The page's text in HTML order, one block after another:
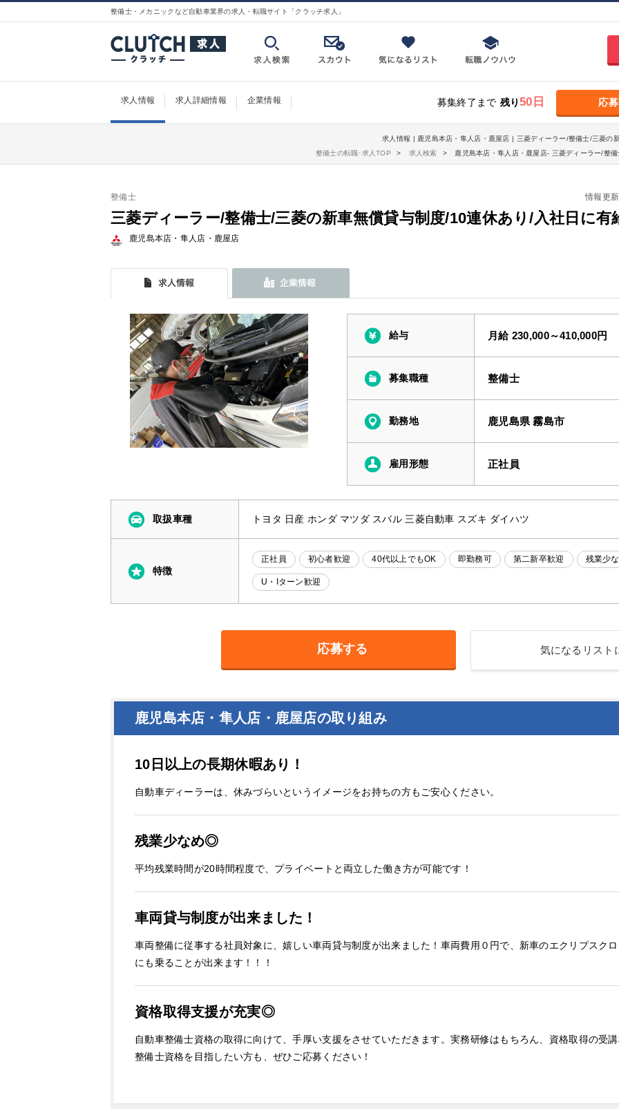
整備士・メカニックなど自動車業界の求人・転職サイト「クラッチ求人」
求人情報 求人詳細情報 企業情報 応
募集終了まで 残り50日
求人情報 | 鹿児島本店・隼人店・鹿屋店 | 三菱ディーラー/整備士/三菱
整備士の転職･求人TOP
求人検索 鹿児島本店・隼人店・鹿屋店- 三菱ディーラー/整
情報更
整備士
三菱ディーラー/整備士/三菱の新車無償貸与制度/10連休あり/入社日に有
鹿児島本店・隼人店・鹿屋店
給与 月給 230,000～410,000円
募集職種 整備士
勤務地 鹿児島県 霧島市
雇用形態 正社員
取扱車種 トヨタ 日産 ホンダ マツダ スバル 三菱自動車 スズキ ダイハツ
特徴
正社員 初心者歓迎 40代以上でもOK 即勤務可 第二新卒歓迎 残業少
U・Iターン歓迎
応募する 気になるリスト
鹿児島本店・隼人店・鹿屋店の取り組み
10日以上の長期休暇あり！
自動車ディーラーは、休みづらいというイメージをお持ちの方もご安心ください。
残業少なめ◎
平均残業時間が20時間程度で、プライベートと両立した働き方が可能です！
車両貸与制度が出来ました！
車両整備に従事する社員対象に、嬉しい車両貸与制度が出来ました！車両費用０円で、新車のエクリプスク
にも乗ることが出来ます！！！
資格取得支援が充実◎
自動車整備士資格の取得に向けて、手厚い支援をさせていただきます。実務研修はもちろん、資格取得の受
整備士資格を目指したい方も、ぜひご応募ください！